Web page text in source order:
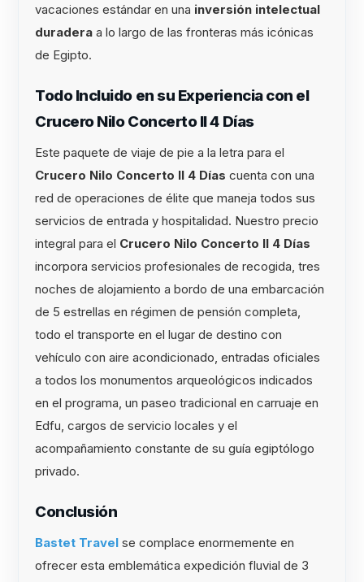
vacaciones estándar en una inversión intelectual
duradera a lo largo de las fronteras más icónicas
de Egipto.
Todo Incluido en su Experiencia con el
Crucero Nilo Concerto II 4 Días
Este paquete de viaje de pie a la letra para el
Crucero Nilo Concerto II 4 Días cuenta con una
red de operaciones de élite que maneja todos sus
servicios de entrada y hospitalidad. Nuestro precio
integral para el Crucero Nilo Concerto II 4 Días
incorpora servicios profesionales de recogida, tres
noches de alojamiento a bordo de una embarcación
de 5 estrellas en régimen de pensión completa,
todo el transporte en el lugar de destino con
vehículo con aire acondicionado, entradas oficiales
a todos los monumentos arqueológicos indicados
en el programa, un paseo tradicional en carruaje en
Edfu, cargos de servicio locales y el
acompañamiento constante de su guía egiptólogo
privado.
Conclusión
Bastet Travel se complace enormemente en
ofrecer esta emblemática expedición fluvial de 3